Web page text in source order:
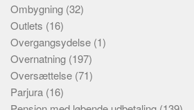
Ombygning (32)
Outlets (16)
Overgangsydelse (1)
Overnatning (197)
Oversættelse (71)
Parjura (16)